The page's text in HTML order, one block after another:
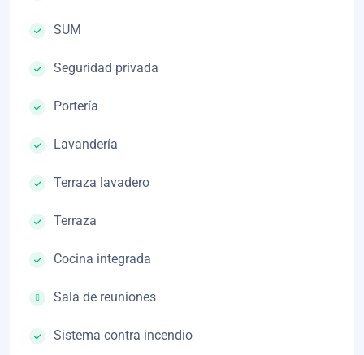
SUM
Seguridad privada
Portería
Lavandería
Terraza lavadero
Terraza
Cocina integrada
Sala de reuniones
Sistema contra incendio